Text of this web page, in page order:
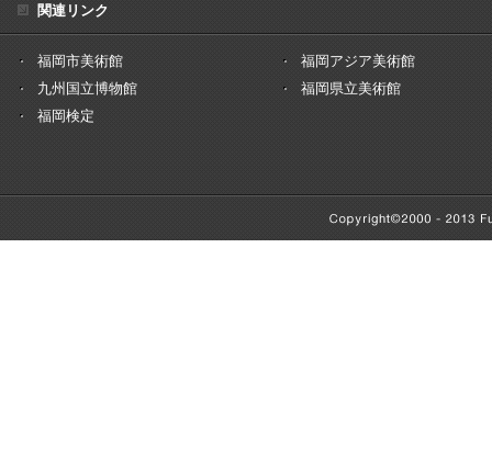
関連リンク
福岡市美術館
福岡アジア美術館
九州国立博物館
福岡県立美術館
福岡検定